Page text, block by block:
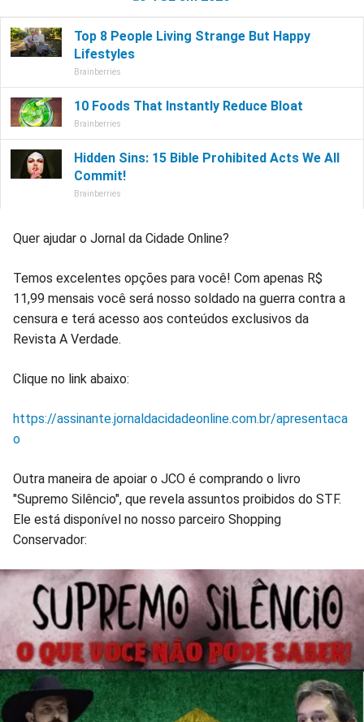
Quer ajudar o Jornal da Cidade Online?
Temos excelentes opções para você! Com apenas R$
11,99 mensais você será nosso soldado na guerra contra a
censura e terá acesso aos conteúdos exclusivos da
Revista A Verdade.
Clique no link abaixo:
https://assinante.jornaldacidadeonline.com.br/apresentaca
o
Outra maneira de apoiar o JCO é comprando o livro
"Supremo Silêncio", que revela assuntos proibidos do STF.
Ele está disponível no nosso parceiro Shopping
Conservador: